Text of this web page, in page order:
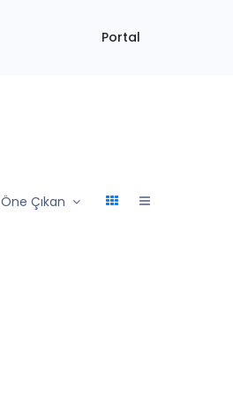
Portal
Öne Çıkan